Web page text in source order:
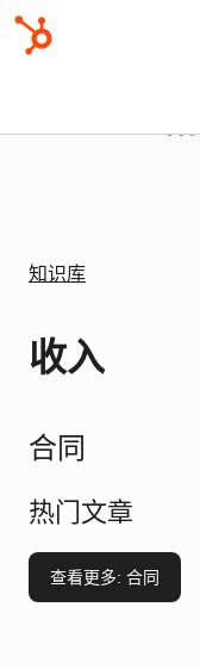
知识库
收入
合同
热门文章
查看更多: 合同